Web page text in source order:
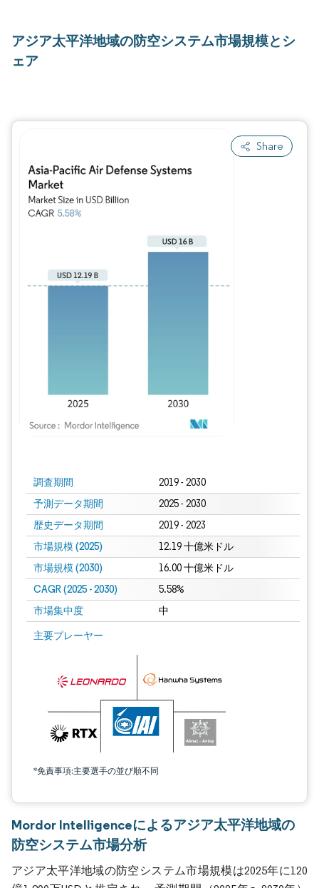
アジア太平洋地域の防空システム市場規模とシ
ェア
Share
調査期間 2019 - 2030
予測データ期間 2025 - 2030
歴史データ期間 2019 - 2023
市場規模 (2025) 12.19 十億米ドル
市場規模 (2030) 16.00 十億米ドル
CAGR (2025 - 2030) 5.58%
市場集中度 中
主要プレーヤー
*免責事項:主要選手の並び順不同
Mordor Intelligenceによるアジア太平洋地域の
防空システム市場分析
アジア太平洋地域の防空システム市場規模は2025年に120